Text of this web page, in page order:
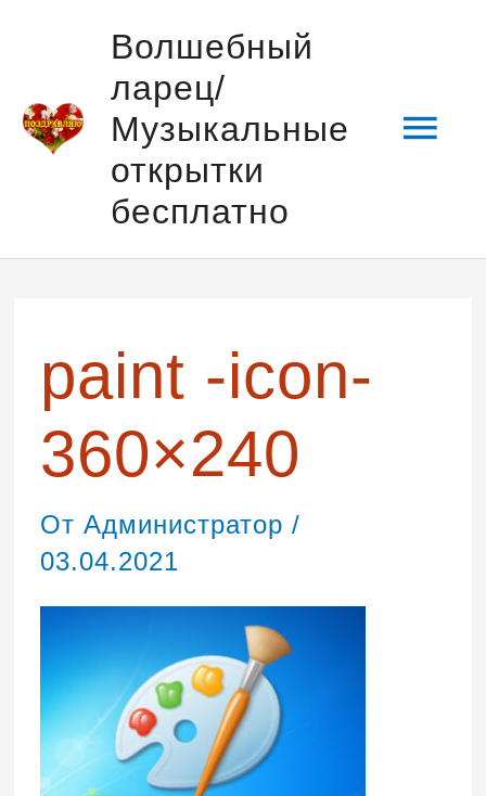
содержимому
Волшебный
ларец/
Музыкальные
открытки
бесплатно
paint -icon-
360×240
От Администратор /
03.04.2021